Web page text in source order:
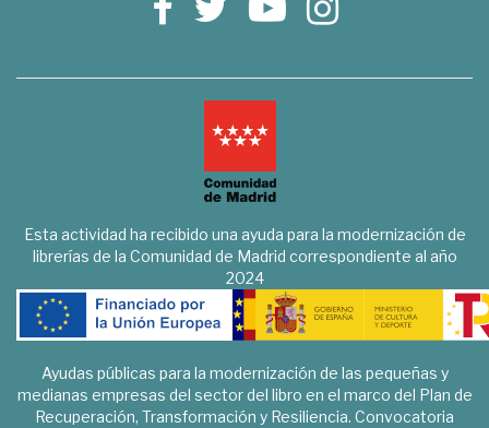
Esta actividad ha recibido una ayuda para la modernización de
librerías de la Comunidad de Madrid correspondiente al año
2024
Ayudas públicas para la modernización de las pequeñas y
medianas empresas del sector del libro en el marco del Plan de
Recuperación, Transformación y Resiliencia. Convocatoria